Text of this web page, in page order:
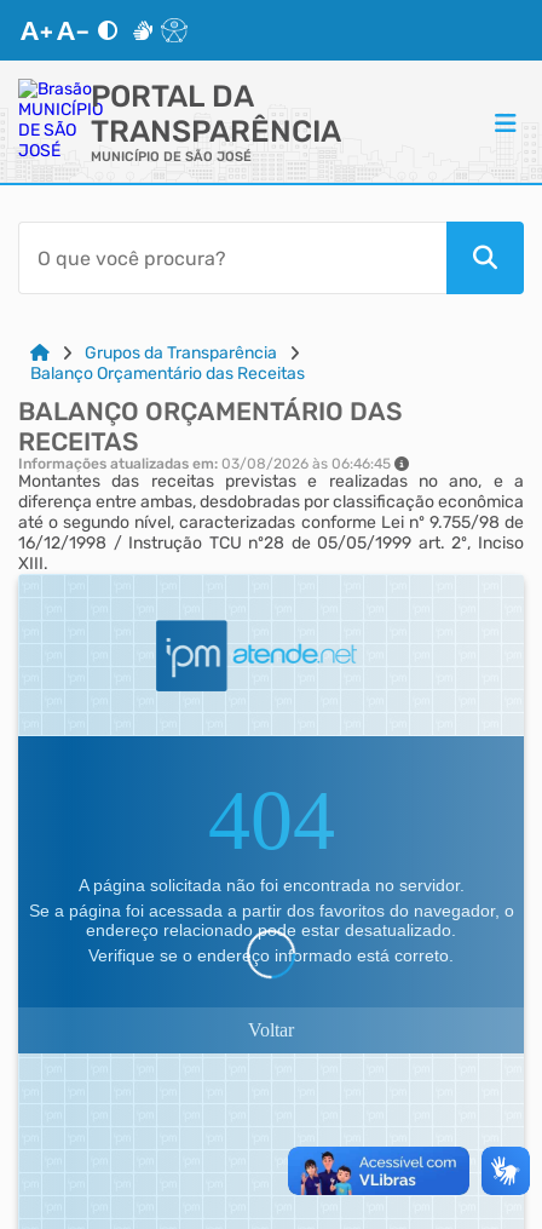
PORTAL DA
TRANSPARÊNCIA
MUNICÍPIO DE SÃO JOSÉ
ACESSO RÁPIDO
Acessibilidade
Cidadão
Autoatendimento
Mapa do Site
Grupos da Transparência
Balanço Orçamentário das Receitas
BALANÇO ORÇAMENTÁRIO DAS
RECEITAS
Informações atualizadas em: 03/08/2026 às 06:46:45
Montantes das receitas previstas e realizadas no ano, e a
diferença entre ambas, desdobradas por classificação econômica
até o segundo nível, caracterizadas conforme Lei nº 9.755/98 de
16/12/1998 / Instrução TCU nº28 de 05/05/1999 art. 2º, Inciso
XIII.